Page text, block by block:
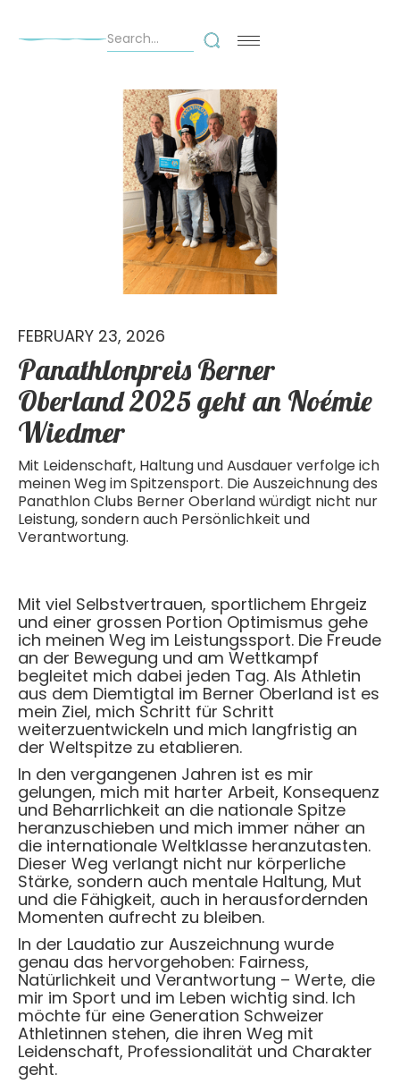
FEBRUARY 23, 2026
Panathlonpreis Berner
Oberland 2025 geht an Noémie
Wiedmer
Mit Leidenschaft, Haltung und Ausdauer verfolge ich
meinen Weg im Spitzensport. Die Auszeichnung des
Panathlon Clubs Berner Oberland würdigt nicht nur
Leistung, sondern auch Persönlichkeit und
Verantwortung.
Mit viel Selbstvertrauen, sportlichem Ehrgeiz
und einer grossen Portion Optimismus gehe
ich meinen Weg im Leistungssport. Die Freude
an der Bewegung und am Wettkampf
begleitet mich dabei jeden Tag. Als Athletin
aus dem Diemtigtal im Berner Oberland ist es
mein Ziel, mich Schritt für Schritt
weiterzuentwickeln und mich langfristig an
der Weltspitze zu etablieren.
In den vergangenen Jahren ist es mir
gelungen, mich mit harter Arbeit, Konsequenz
und Beharrlichkeit an die nationale Spitze
heranzuschieben und mich immer näher an
die internationale Weltklasse heranzutasten.
Dieser Weg verlangt nicht nur körperliche
Stärke, sondern auch mentale Haltung, Mut
und die Fähigkeit, auch in herausfordernden
Momenten aufrecht zu bleiben.
In der Laudatio zur Auszeichnung wurde
genau das hervorgehoben: Fairness,
Natürlichkeit und Verantwortung – Werte, die
mir im Sport und im Leben wichtig sind. Ich
möchte für eine Generation Schweizer
Athletinnen stehen, die ihren Weg mit
Leidenschaft, Professionalität und Charakter
geht.